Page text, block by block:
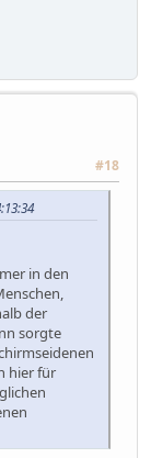
#18
in den
der
sorgte
hier für